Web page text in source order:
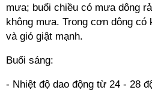
mưa; buổi chiều có mưa dông
không mưa. Trong cơn dông có
và gió giật mạnh.
Buổi sáng:
- Nhiệt độ dao động từ 24 - 28